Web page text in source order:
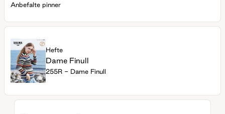
Anbefalte pinner
Hefte
Dame Finull
255R - Dame Finull